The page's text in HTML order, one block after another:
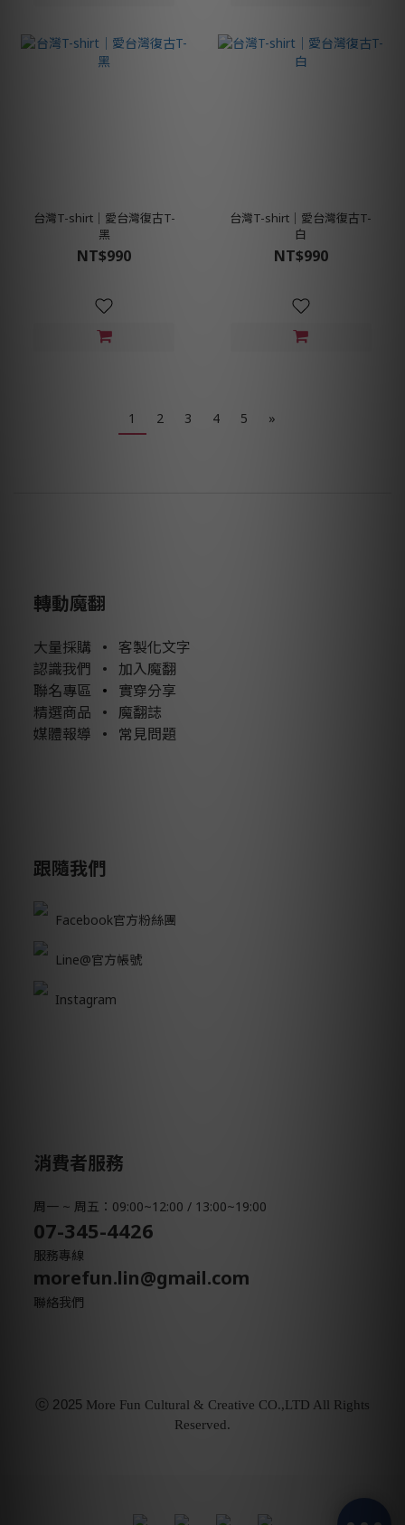
台灣T-shirt│愛台灣復古T-
黑
NT$990
台灣T-shirt│愛台灣復古T-
白
NT$990
1 2 3 4 5 »
轉動魔翻
大量採購 •
客製化文字
認識我們 •
加入魔翻
聯名專區 •
實穿分享
精選商品 • 魔翻誌
媒體報導
• 常見問題
跟隨我們
Facebook官方粉絲團
Line@官方帳號
Instagram
消費者服務
周一 ~ 周五：09:00~12:00 / 13:00~19:00
07-345-4426
服務專線
morefun.lin@gmail.com
聯絡我們
ⓒ 2025 More Fun Cultural & Creative CO.,LTD All Rights
Reserved.